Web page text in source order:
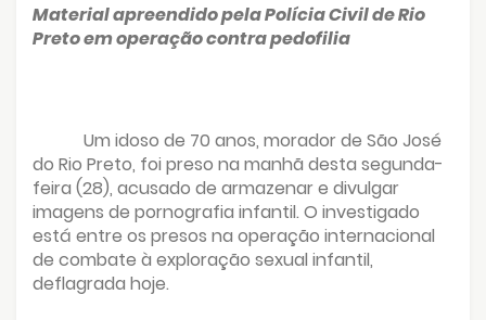
Material apreendido pela Polícia Civil de Rio
Preto em operação contra pedofilia
Um idoso de 70 anos, morador de São José
do Rio Preto, foi preso na manhã desta segunda-
feira (28), acusado de armazenar e divulgar
imagens de pornografia infantil. O investigado
está entre os presos na operação internacional
de combate à exploração sexual infantil,
deflagrada hoje.